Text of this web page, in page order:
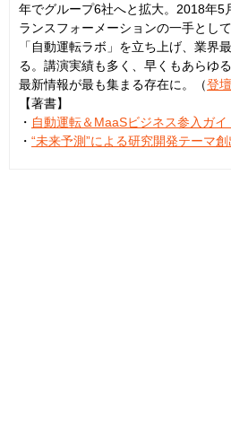
年でグループ6社へと拡大。2018年5
ランスフォーメーションの一手とし
「自動運転ラボ」を立ち上げ、業界
る。講演実績も多く、早くもあらゆ
最新情報が最も集まる存在に。（登
【著書】
・ 自動運転＆MaaSビジネス参入ガイ
・ “未来予測”による研究開発テーマ創